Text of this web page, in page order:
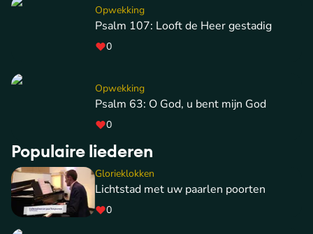
Opwekking
Psalm 107: Looft de Heer gestadig
0
Opwekking
Psalm 63: O God, u bent mijn God
0
Populaire liederen
Glorieklokken
Lichtstad met uw paarlen poorten
0